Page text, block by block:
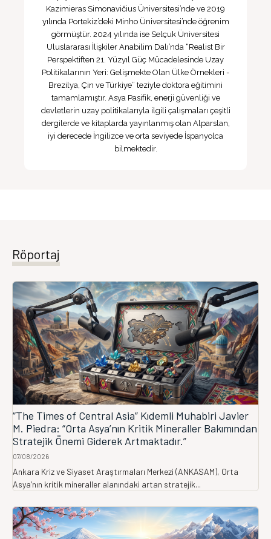
Kazimieras Simonavičius Üniversitesi’nde ve 2019
yılında Portekiz’deki Minho Üniversitesi’nde öğrenim
görmüştür. 2024 yılında ise Selçuk Üniversitesi
Uluslararası İlişkiler Anabilim Dalı’nda “Realist Bir
Perspektiften 21. Yüzyıl Güç Mücadelesinde Uzay
Politikalarının Yeri: Gelişmekte Olan Ülke Örnekleri -
Brezilya, Çin ve Türkiye” teziyle doktora eğitimini
tamamlamıştır. Asya Pasifik, enerji güvenliği ve
devletlerin uzay politikalarıyla ilgili çalışmaları çeşitli
dergilerde ve kitaplarda yayınlanmış olan Alparslan,
iyi derecede İngilizce ve orta seviyede İspanyolca
bilmektedir.
Röportaj
“The Times of Central Asia” Kıdemli Muhabiri Javier
M. Piedra: “Orta Asya’nın Kritik Mineraller Bakımından
Stratejik Önemi Giderek Artmaktadır.”
07/08/2026
Ankara Kriz ve Siyaset Araştırmaları Merkezi (ANKASAM), Orta
Asya’nın kritik mineraller alanındaki artan stratejik...